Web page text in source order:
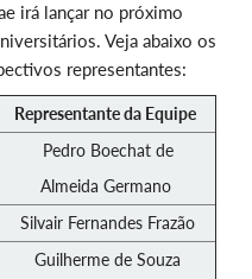
irá lançar no próximo
Veja abaixo os
representantes:
Representante da Equipe
Pedro Boechat de
Almeida Germano
Silvair Fernandes Frazão
Guilherme de Souza